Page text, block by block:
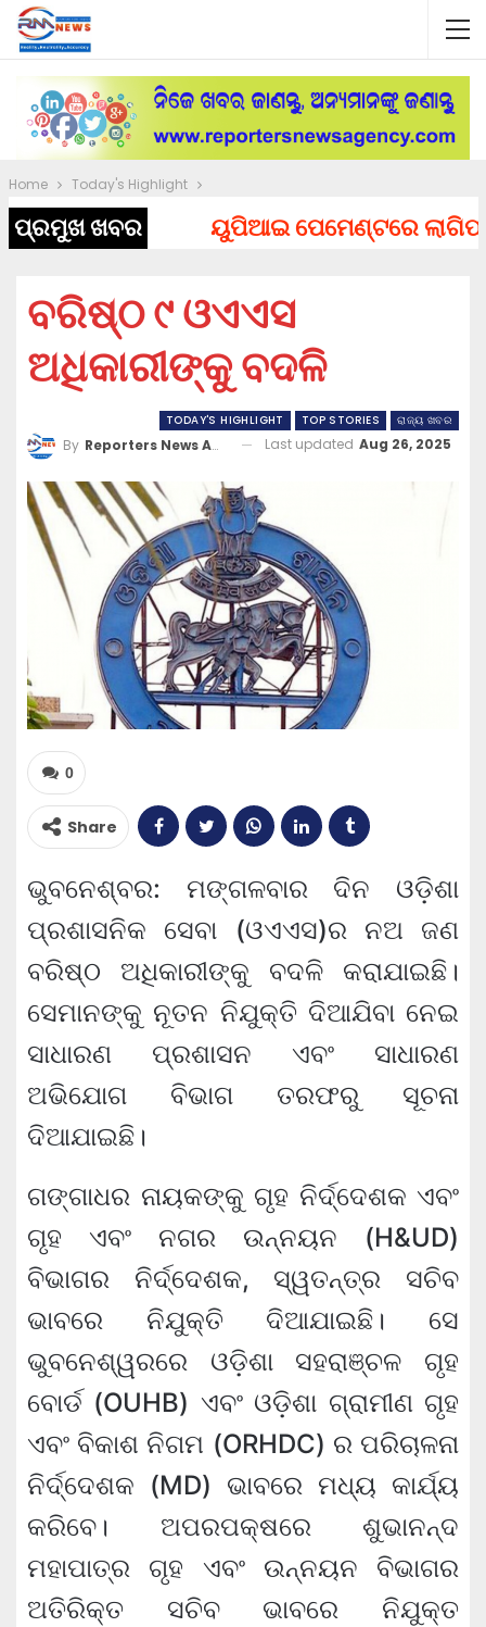
Home Today's Highlight
ପ୍ରମୁଖ ଖବର ୟୁପିଆଇ ପେମେଣ୍ଟରେ ଲାଗିପାରେ
ବରିଷ୍ଠ ୯ ଓଏଏସ
ଅଧିକାରୀଙ୍କୁ ବଦଳି
TODAY'S HIGHLIGHT TOP STORIES ରାଜ୍ୟ ଖବର
By Reporters News Agency Last updated Aug 26, 2025
0
Share
ଭୁବନେଶ୍ବର: ମଙ୍ଗଳବାର ଦିନ ଓଡ଼ିଶା
ପ୍ରଶାସନିକ ସେବା (ଓଏଏସ)ର ନଅ ଜଣ
ବରିଷ୍ଠ ଅଧିକାରୀଙ୍କୁ ବଦଳି କରାଯାଇଛି।
ସେମାନଙ୍କୁ ନୂତନ ନିଯୁକ୍ତି ଦିଆଯିବା ନେଇ
ସାଧାରଣ ପ୍ରଶାସନ ଏବଂ ସାଧାରଣ
ଅଭିଯୋଗ ବିଭାଗ ତରଫରୁ ସୂଚନା
ଦିଆଯାଇଛି।
ଗଙ୍ଗାଧର ନାୟକଙ୍କୁ ଗୃହ ନିର୍ଦ୍ଦେଶକ ଏବଂ
ଗୃହ ଏବଂ ନଗର ଉନ୍ନୟନ (H&UD)
ବିଭାଗର ନିର୍ଦ୍ଦେଶକ, ସ୍ୱତନ୍ତ୍ର ସଚିବ
ଭାବରେ ନିଯୁକ୍ତି ଦିଆଯାଇଛି। ସେ
ଭୁବନେଶ୍ୱରରେ ଓଡ଼ିଶା ସହରାଞ୍ଚଳ ଗୃହ
ବୋର୍ଡ (OUHB) ଏବଂ ଓଡ଼ିଶା ଗ୍ରାମୀଣ ଗୃହ
ଏବଂ ବିକାଶ ନିଗମ (ORHDC) ର ପରିଚାଳନା
ନିର୍ଦ୍ଦେଶକ (MD) ଭାବରେ ମଧ୍ୟ କାର୍ଯ୍ୟ
କରିବେ। ଅପରପକ୍ଷରେ ଶୁଭାନନ୍ଦ
ମହାପାତ୍ର ଗୃହ ଏବଂ ଉନ୍ନୟନ ବିଭାଗର
ଅତିରିକ୍ତ ସଚିବ ଭାବରେ ନିଯୁକ୍ତ